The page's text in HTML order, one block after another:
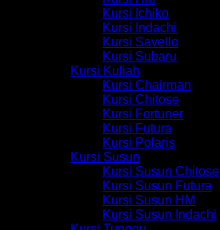
Kursi Ichiko
Kursi Indachi
Kursi Savello
Kursi Subaru
Kursi Kuliah
Kursi Chairman
Kursi Chitose
Kursi Fortuner
Kursi Futura
Kursi Polaris
Kursi Susun
Kursi Susun Chitose
Kursi Susun Futura
Kursi Susun HM
Kursi Susun Indachi